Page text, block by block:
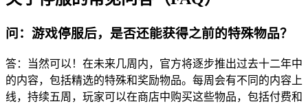
问：游戏停服后，是否还能获得之前的特殊物品？
答：当然可以！在未来几周内，官方将逐步推出过去十二年中
的内容，包括精选的特殊和奖励物品。每周会有不同的内容上
线，持续五周，玩家可以在商店中购买这些物品，包括付费和